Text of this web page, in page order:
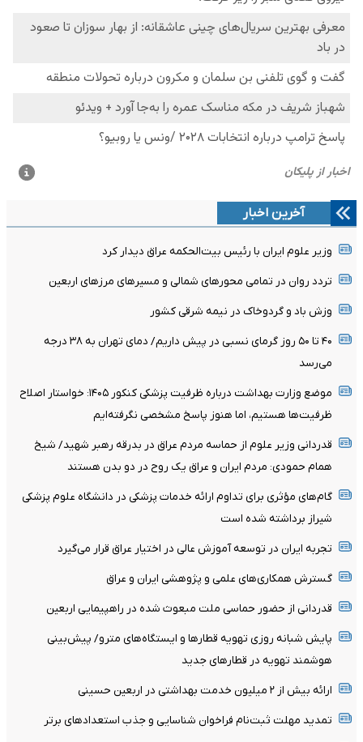
آخرین اخبار
وزیر علوم ایران با رئیس بیت‌الحکمه عراق دیدار کرد
تردد روان در تمامی محورهای شمالی و مسیرهای مرزهای اربعین
وزش باد و گردوخاک در نیمه شرقی کشور
۴۰ تا ۵۰ روز گرمای نسبی در پیش داریم/ دمای تهران به ۳۸ درجه
می‌رسد
موضع وزارت بهداشت درباره ظرفیت پزشکی کنکور ۱۴۰۵: خواستار اصلاح
ظرفیت‌ها هستیم، اما هنوز پاسخ مشخصی نگرفته‌ایم
قدردانی وزیر علوم از حماسه مردم عراق در بدرقه رهبر شهید/ شیخ
همام حمودی: مردم ایران و عراق یک روح در دو بدن هستند
گام‌های مؤثری برای تداوم ارائه خدمات پزشکی در دانشگاه علوم پزشکی
شیراز برداشته شده است
تجربه ایران در توسعه آموزش عالی در اختیار عراق قرار می‌گیرد
گسترش همکاری‌های علمی و پژوهشی ایران و عراق
قدردانی از حضور حماسی ملت مبعوث شده در راهپیمایی اربعین
پایش شبانه روزی تهویه قطارها و ایستگاه‌های مترو/ پیش‌بینی
هوشمند تهویه در قطارهای جدید
ارائه بیش از ۲ میلیون خدمت بهداشتی در اربعین حسینی
تمدید مهلت ثبت‌نام فراخوان شناسایی و جذب استعدادهای برتر